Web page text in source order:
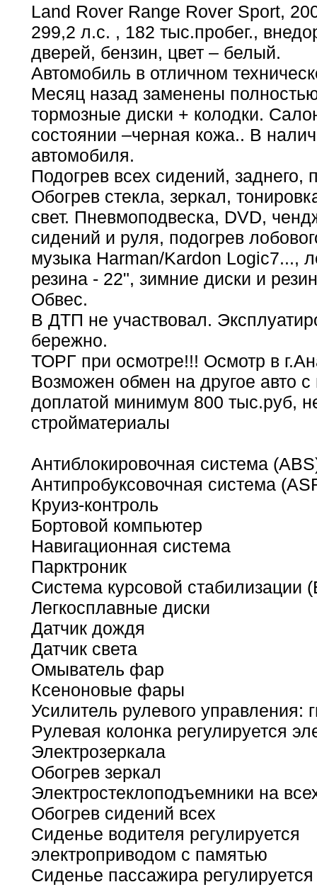
Land Rover Range Rover Sport,
299,2 л.с. , 182 тыс.пробег.,
дверей, бензин, цвет – белый.
Автомобиль в отличном
Месяц назад заменены
тормозные диски + колодки.
состоянии –черная кожа.. В
автомобиля.
Подогрев всех сидений, заднего,
Обогрев стекла, зеркал,
свет. Пневмоподвеска, DVD,
сидений и руля, подогрев
музыка Harman/Kardon Logic7...,
резина - 22", зимние диски и
Обвес.
В ДТП не участвовал.
бережно.
ТОРГ при осмотре!!! Осмотр в
Возможен обмен на другое авто
доплатой минимум 800 тыс.руб,
стройматериалы
Антиблокировочная система
Антипробуксовочная система
Круиз-контроль
Бортовой компьютер
Навигационная система
Парктроник
Система курсовой стабилизации
Легкосплавные диски
Датчик дождя
Датчик света
Омыватель фар
Ксеноновые фары
Усилитель рулевого управления:
Рулевая колонка регулируется
Электрозеркала
Обогрев зеркал
Электростеклоподъемники на
Обогрев сидений всех
Сиденье водителя регулируется
электроприводом с памятью
Сиденье пассажира регулируется